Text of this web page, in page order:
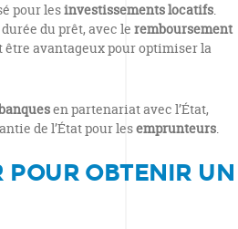
pour lesinvestissements locatifs.
du prêt, avec le remboursement
être avantageux pour optimiser la
en partenariat avec l’État,
de l’État pour lesemprunteurs.
OBTENIR UN